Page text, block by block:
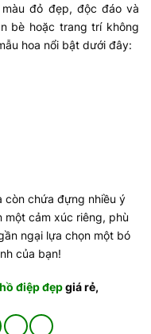
màu đỏ đẹp, độc đáo và
bè hoặc trang trí không
hoa nổi bật dưới đây:
còn chứa đựng nhiều ý
một cảm xúc riêng, phù
ngại lựa chọn một bó
của bạn!
điệp đẹpgiá rẻ,